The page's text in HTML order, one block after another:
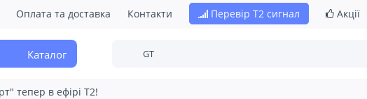
Оплата та доставка Контакти Перевір Т2 сигнал Акції
Каталог
тепер в ефірі Т2!